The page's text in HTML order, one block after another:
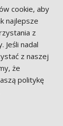
cookie, aby
najlepsze
z
Jeśli nadal
z naszej
że
politykę